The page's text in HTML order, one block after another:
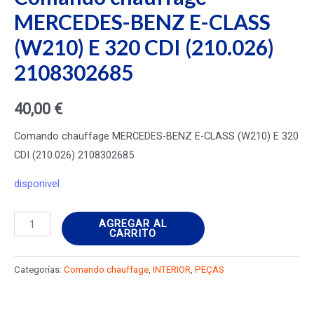
MERCEDES-BENZ E-CLASS
(W210) E 320 CDI (210.026)
2108302685
40,00 €
Comando chauffage MERCEDES-BENZ E-CLASS (W210) E 320
CDI (210.026) 2108302685
disponivel
Comando
chauffage
MERCEDES-
BENZ
AGREGAR AL
CARRITO
Categorías: Comando chauffage INTERIOR PEÇAS